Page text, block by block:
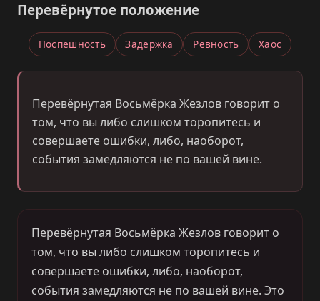
Перевёрнутое положение
Поспешность Задержка Ревность Хаос
Перевёрнутая Восьмёрка Жезлов говорит о
том, что вы либо слишком торопитесь и
совершаете ошибки, либо, наоборот,
события замедляются не по вашей вине.
Перевёрнутая Восьмёрка Жезлов говорит о
том, что вы либо слишком торопитесь и
совершаете ошибки, либо, наоборот,
события замедляются не по вашей вине. Это